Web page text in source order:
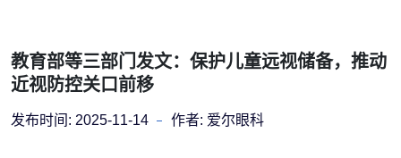
教育部等三部门发文：保护儿童远视储备，推动
近视防控关口前移
发布时间: 2025-11-14 作者: 爱尔眼科